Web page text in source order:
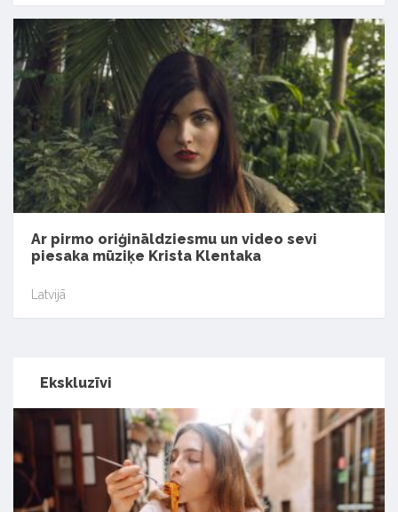
Ar pirmo oriģināldziesmu un video sevi
piesaka mūziķe Krista Klentaka
Latvijā
Ekskluzīvi